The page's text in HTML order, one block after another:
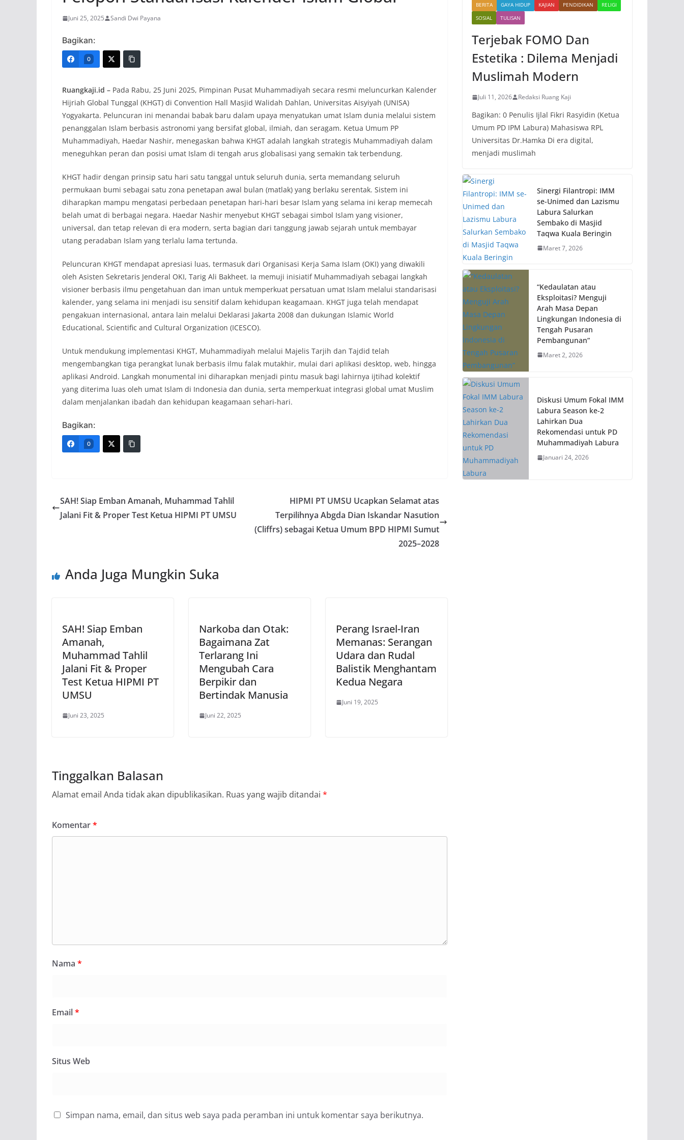
Juni 25, 2025 Sandi Dwi Payana
Bagikan:
0
Ruangkaji.id – Pada Rabu, 25 Juni 2025, Pimpinan Pusat Muhammadiyah secara resmi meluncurkan Kalender
Hijriah Global Tunggal (KHGT) di Convention Hall Masjid Walidah Dahlan, Universitas Aisyiyah (UNISA)
Yogyakarta. Peluncuran ini menandai babak baru dalam upaya menyatukan umat Islam dunia melalui sistem
penanggalan Islam berbasis astronomi yang bersifat global, ilmiah, dan seragam. Ketua Umum PP
Muhammadiyah, Haedar Nashir, menegaskan bahwa KHGT adalah langkah strategis Muhammadiyah dalam
meneguhkan peran dan posisi umat Islam di tengah arus globalisasi yang semakin tak terbendung.
KHGT hadir dengan prinsip satu hari satu tanggal untuk seluruh dunia, serta memandang seluruh
permukaan bumi sebagai satu zona penetapan awal bulan (matlak) yang berlaku serentak. Sistem ini
diharapkan mampu mengatasi perbedaan penetapan hari-hari besar Islam yang selama ini kerap memecah
belah umat di berbagai negara. Haedar Nashir menyebut KHGT sebagai simbol Islam yang visioner,
universal, dan tetap relevan di era modern, serta bagian dari tanggung jawab sejarah untuk membayar
utang peradaban Islam yang terlalu lama tertunda.
Peluncuran KHGT mendapat apresiasi luas, termasuk dari Organisasi Kerja Sama Islam (OKI) yang diwakili
oleh Asisten Sekretaris Jenderal OKI, Tarig Ali Bakheet. Ia memuji inisiatif Muhammadiyah sebagai langkah
visioner berbasis ilmu pengetahuan dan iman untuk memperkuat persatuan umat Islam melalui standarisasi
kalender, yang selama ini menjadi isu sensitif dalam kehidupan keagamaan. KHGT juga telah mendapat
pengakuan internasional, antara lain melalui Deklarasi Jakarta 2008 dan dukungan Islamic World
Educational, Scientific and Cultural Organization (ICESCO).
Untuk mendukung implementasi KHGT, Muhammadiyah melalui Majelis Tarjih dan Tajdid telah
mengembangkan tiga perangkat lunak berbasis ilmu falak mutakhir, mulai dari aplikasi desktop, web, hingga
aplikasi Android. Langkah monumental ini diharapkan menjadi pintu masuk bagi lahirnya ijtihad kolektif
yang diterima luas oleh umat Islam di Indonesia dan dunia, serta memperkuat integrasi global umat Muslim
dalam menjalankan ibadah dan kehidupan keagamaan sehari-hari.
Bagikan:
0
SAH! Siap Emban Amanah, Muhammad Tahlil
Jalani Fit & Proper Test Ketua HIPMI PT UMSU
HIPMI PT UMSU Ucapkan Selamat atas
Terpilihnya Abgda Dian Iskandar Nasution
(Cliffrs) sebagai Ketua Umum BPD HIPMI Sumut
2025–2028
Anda Juga Mungkin Suka
SAH! Siap Emban
Amanah,
Muhammad Tahlil
Jalani Fit & Proper
Test Ketua HIPMI PT
UMSU
Juni 23, 2025
Narkoba dan Otak:
Bagaimana Zat
Terlarang Ini
Mengubah Cara
Berpikir dan
Bertindak Manusia
Juni 22, 2025
Perang Israel-Iran
Memanas: Serangan
Udara dan Rudal
Balistik Menghantam
Kedua Negara
Juni 19, 2025
Tinggalkan Balasan
Alamat email Anda tidak akan dipublikasikan. Ruas yang wajib ditandai *
Komentar*
Nama *
Email*
Situs Web
Simpan nama, email, dan situs web saya pada peramban ini untuk komentar saya berikutnya.
BERITA GAYA HIDUP KAJIAN PENDIDIKAN
RELIGI
SOSIAL
TULISAN
Terjebak FOMO Dan
Estetika : Dilema Menjadi
Muslimah Modern
Juli 11, 2026 Redaksi Ruang Kaji
Bagikan: 0 Penulis Ijlal Fikri Rasyidin (Ketua
Umum PD IPM Labura) Mahasiswa RPL
Universitas Dr.Hamka Di era digital,
menjadi muslimah
Sinergi Filantropi: IMM
se-Unimed dan Lazismu
Labura Salurkan
Sembako di Masjid
Taqwa Kuala Beringin
Maret 7, 2026
“Kedaulatan atau
Eksploitasi? Menguji
Arah Masa Depan
Lingkungan Indonesia di
Tengah Pusaran
Pembangunan”
Maret 2, 2026
Diskusi Umum Fokal IMM
Labura Season ke-2
Lahirkan Dua
Rekomendasi untuk PD
Muhammadiyah Labura
Januari 24, 2026